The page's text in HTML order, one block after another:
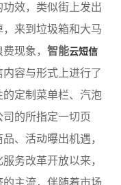
效，类似街上发出
来到垃圾箱和大马
现象， 智能云短信
容与形式上进行了
定制菜单栏、汽泡
的所指定一切页
、活动曝出机遇，
务改革开放以来，
主流，伴随着市场